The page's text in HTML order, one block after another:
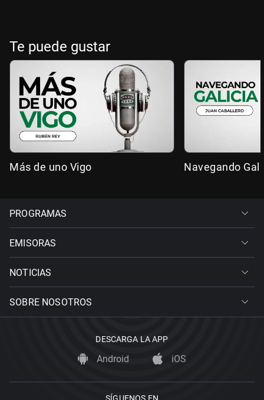
Te puede gustar
Más de uno Vigo Navegando
PROGRAMAS
EMISORAS
NOTICIAS
SOBRE NOSOTROS
DESCARGA LA APP
Android iOS